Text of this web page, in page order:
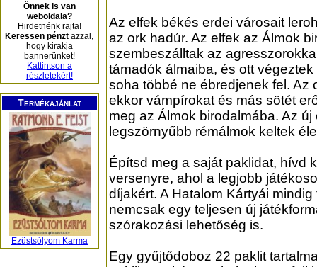
Önnek is van
weboldala?
Hirdetnénk rajta!
Keressen pénzt azzal,
hogy kirakja
bannerünket!
Kattintson a
részletekért!
Termékajánlat
Ezüstsólyom Karma
Az elfek békés erdei városait
az ork hadúr. Az elfek az Álmok
szembeszálltak az
támadók álmaiba, és ott
soha többé ne ébredjenek fel. Az
ekkor vámpírokat és más sötét
meg az Álmok birodalmába. Az új
legszörnyűbb rémálmok keltek
Építsd meg a saját paklidat, hívd
versenyre, ahol a legjobb
díjakért. A Hatalom Kártyái
nemcsak egy teljesen új
szórakozási lehetőség is.
Egy gyűjtődoboz 22 paklit